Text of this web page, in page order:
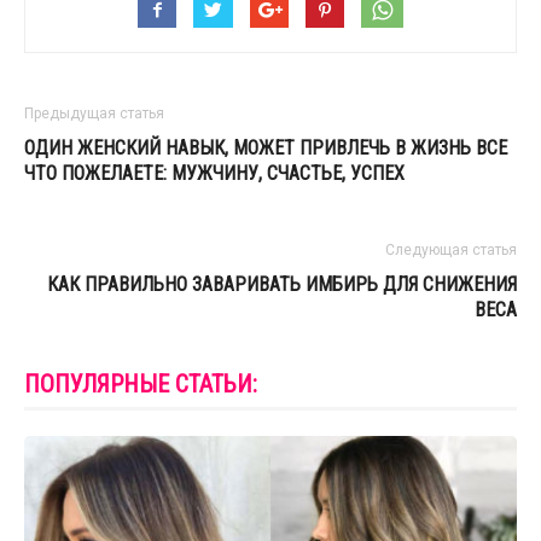
Предыдущая статья
ОДИН ЖЕНСКИЙ НАВЫК, МОЖЕТ ПРИВЛЕЧЬ В ЖИЗНЬ ВСЕ
ЧТО ПОЖЕЛАЕТЕ: МУЖЧИНУ, СЧАСТЬЕ, УСПЕХ
Следующая статья
КАК ПРАВИЛЬНО ЗАВАРИВАТЬ ИМБИРЬ ДЛЯ СНИЖЕНИЯ
ВЕСА
ПОПУЛЯРНЫЕ СТАТЬИ: